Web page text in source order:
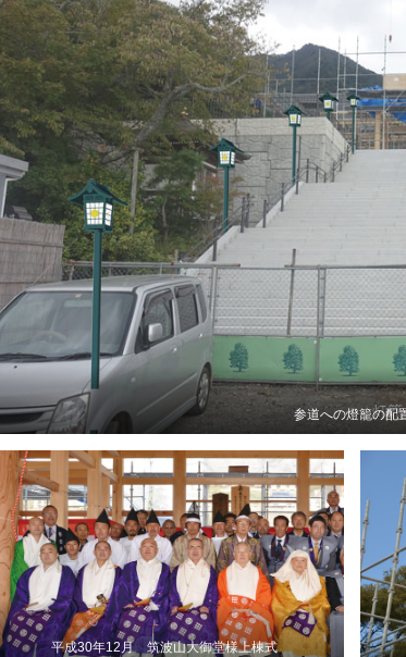
参道への燈籠の配
平成30年12月 筑波山大御堂様上棟式